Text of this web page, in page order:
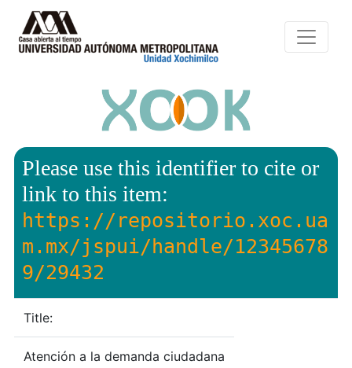
Please use this identifier to cite or
link to this item:
https://repositorio.xoc.ua
m.mx/jspui/handle/12345678
9/29432
Title:
Atención a la demanda ciudadana